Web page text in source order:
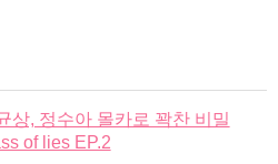
상, 정수아 몰카로 꽉찬 비밀
of lies EP.2